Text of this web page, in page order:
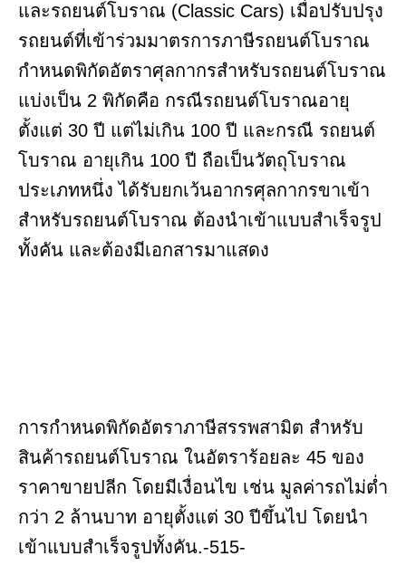
และรถยนต์โบราณ (Classic Cars) เมื่อปรับปรุง
รถยนต์ที่เข้าร่วมมาตรการภาษีรถยนต์โบราณ
กำหนดพิกัดอัตราศุลกากรสำหรับรถยนต์โบราณ
แบ่งเป็น 2 พิกัดคือ กรณีรถยนต์โบราณอายุ
ตั้งแต่ 30 ปี แต่ไม่เกิน 100 ปี และกรณี รถยนต์
โบราณ อายุเกิน 100 ปี ถือเป็นวัตถุโบราณ
ประเภทหนึ่ง ได้รับยกเว้นอากรศุลกากรขาเข้า
สำหรับรถยนต์โบราณ ต้องนำเข้าแบบสำเร็จรูป
ทั้งคัน และต้องมีเอกสารมาแสดง
การกำหนดพิกัดอัตราภาษีสรรพสามิต สำหรับ
สินค้ารถยนต์โบราณ ในอัตราร้อยละ 45 ของ
ราคาขายปลีก โดยมีเงื่อนไข เช่น มูลค่ารถไม่ต่ำ
กว่า 2 ล้านบาท อายุตั้งแต่ 30 ปีขึ้นไป โดยนำ
เข้าแบบสำเร็จรูปทั้งคัน.-515-